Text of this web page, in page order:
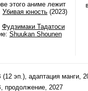
этого аниме лежит
Убивая юность (2023)
Фудзимаки Тадатоси
Shuukan Shounen
(12 эп.), адаптация манги,
продолжение, 2027